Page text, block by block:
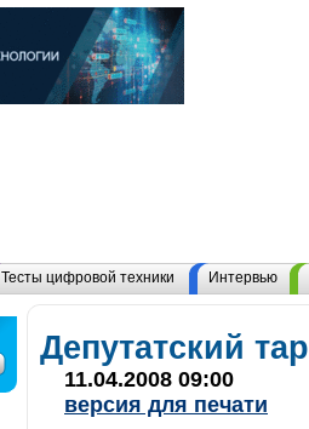
Тесты цифровой техники Интервью
Депутатский
11.04.2008 09:00
версия для печати